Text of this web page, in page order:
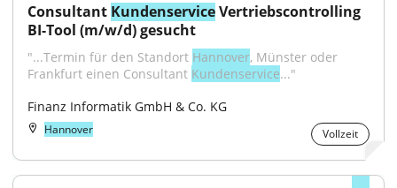
Consultant Kundenservice Vertriebscontrolling
BI-Tool (m/w/d) gesucht
"...Termin für den Standort Hannover, Münster oder
Frankfurt einen Consultant Kundenservice..."
Finanz Informatik GmbH & Co. KG
Hannover Vollzeit